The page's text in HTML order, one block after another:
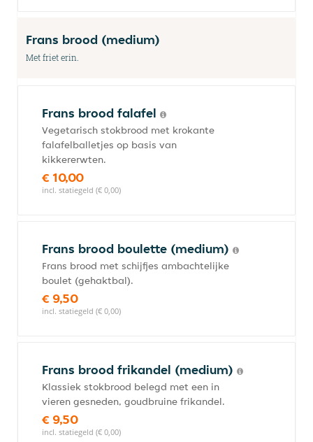
Frans brood (medium)
Met friet erin.
Frans brood falafel
Vegetarisch stokbrood met krokante
falafelballetjes op basis van
kikkererwten.
€ 10,00
incl. statiegeld (€ 0,00)
Frans brood boulette (medium)
Frans brood met schijfjes ambachtelijke
boulet (gehaktbal).
€ 9,50
incl. statiegeld (€ 0,00)
Frans brood frikandel (medium)
Klassiek stokbrood belegd met een in
vieren gesneden, goudbruine frikandel.
€ 9,50
incl. statiegeld (€ 0,00)